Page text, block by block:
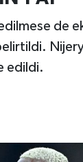
de
edildi.